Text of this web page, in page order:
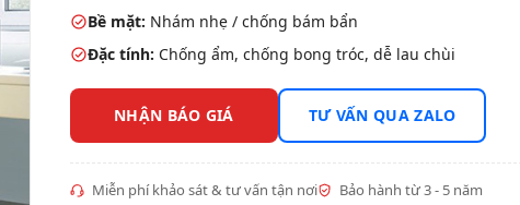
Bề mặt: Nhám nhẹ / chống bám bẩn
Đặc tính: Chống ẩm, chống bong tróc, dễ lau chùi
NHẬN BÁO GIÁ TƯ VẤN QUA ZALO
Miễn phí khảo sát & tư vấn tận nơi Bảo hành từ 3 - 5 năm